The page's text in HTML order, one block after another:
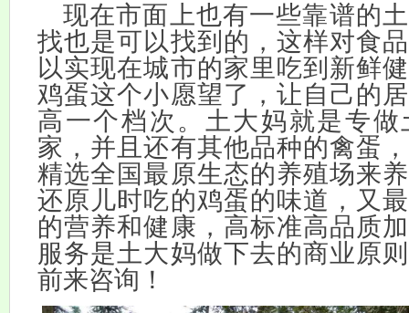
现在市面上也有一些靠谱的
找也是可以找到的，这样对食
以实现在城市的家里吃到新鲜
鸡蛋这个小愿望了，让自己的
高一个档次。土大妈就是专
家，并且还有其他品种的禽蛋
精选全国最原生态的养殖场来
还原儿时吃的鸡蛋的味道，又
的营养和健康，高标准高品质
服务是土大妈做下去的商业原
前来咨询！